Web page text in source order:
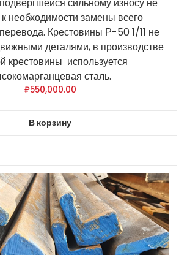
необходимости замены всего
Крестовины Р-50 1/11 не
деталями, в производстве
крестовины используется
сталь.
₽550,000.00
В корзину